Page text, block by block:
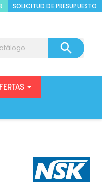
SOLICITUD DE PRESUPUESTO
